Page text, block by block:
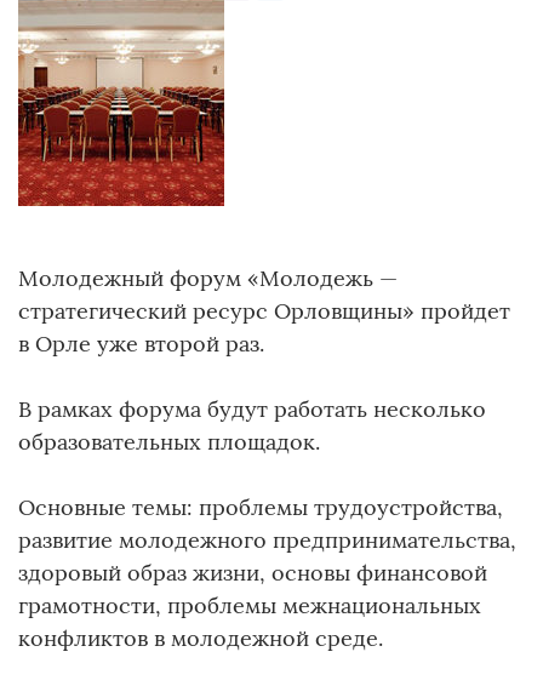
Молодежный форум «Молодежь —
стратегический ресурс Орловщины» пройдет
в Орле уже второй раз.
В рамках форума будут работать несколько
образовательных площадок.
Основные темы: проблемы трудоустройства,
развитие молодежного предпринимательства,
здоровый образ жизни, основы финансовой
грамотности, проблемы межнациональных
конфликтов в молодежной среде.